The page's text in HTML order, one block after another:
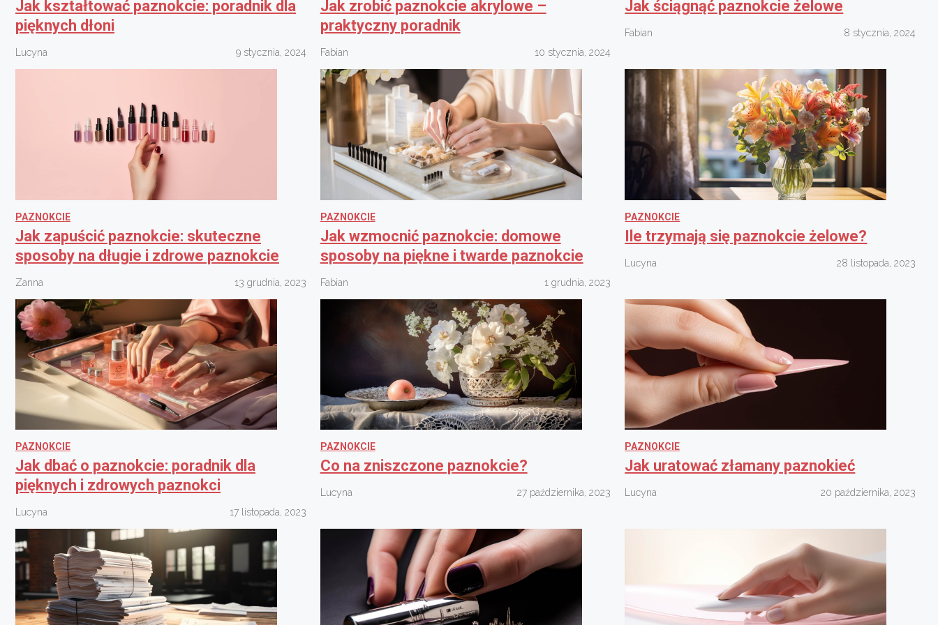
Jak kształtować paznokcie: poradnik dla
pięknych dłoni
Lucyna 9 stycznia, 2024
Jak zrobić paznokcie akrylowe –
praktyczny poradnik
Fabian 10 stycznia, 2024
Jak ściągnąć paznokcie żelowe
Fabian 8 stycznia, 2024
PAZNOKCIE
Jak zapuścić paznokcie: skuteczne
sposoby na długie i zdrowe paznokcie
Zanna 13 grudnia, 2023
PAZNOKCIE
Jak wzmocnić paznokcie: domowe
sposoby na piękne i twarde paznokcie
Fabian 1 grudnia, 2023
PAZNOKCIE
Ile trzymają się paznokcie żelowe?
Lucyna 28 listopada, 2023
PAZNOKCIE
Jak dbać o paznokcie: poradnik dla
pięknych i zdrowych paznokci
Lucyna 17 listopada, 2023
PAZNOKCIE
Co na zniszczone paznokcie?
Lucyna 27 października, 2023
PAZNOKCIE
Jak uratować złamany paznokieć
Lucyna 20 października, 2023